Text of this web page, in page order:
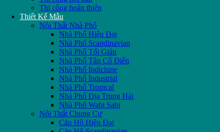
Thi công hoàn thiện
Thiết Kế Mẫu
Nội Thất Nhà Phố
Nhà Phố Hiện Đại
Nhà Phố Scandinavian
Nhà Phố Tối Giản
Nhà Phố Tân Cổ Điển
Nhà Phố Indichine
Nhà Phố Industrial
Nhà Phố Tropical
Nhà Phố Địa Trung Hải
Nhà Phố Wabi Sabi
Nội Thất Chung Cư
Căn Hộ Hiện Đại